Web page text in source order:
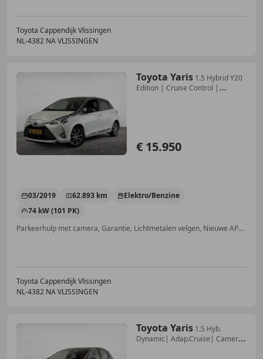
Toyota Cappendijk Vlissingen
NL-4382 NA VLISSINGEN
Toyota Yaris 1.5 Hybrid Y20
Edition | Cruise Control |
€ 15.950
03/2019 62.893 km
Elektro/Benzine
74 kW (101 PK)
Parkeerhulp met camera, Garantie, Lichtmetalen velgen, Nieuwe APK, Alarm, Automatische klimaatregeling, Getinte ramen, LED verlichting
Toyota Cappendijk Vlissingen
NL-4382 NA VLISSINGEN
Toyota Yaris 1.5 Hyb.
Dynamic| Adap.Cruise| Camera|